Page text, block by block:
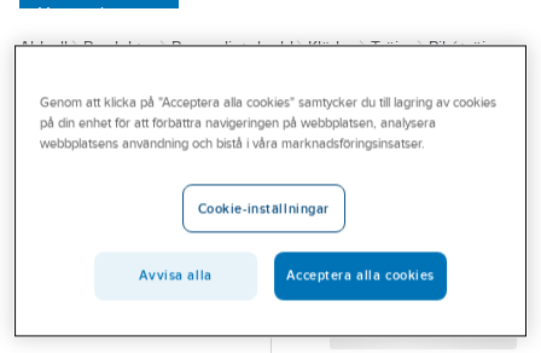
Varumärken
Outlet
Branscher
Ahlsell Produkter Personligt skydd Kläder Tröjor Pikétröjor
TOP SWEDE
Pikétröja Top
PIKÉTRÖJA
TOPSWEDE 213014
SVART/GUL XXL
Artikelnummer:
Lev.
Genom att klicka på "Acceptera alla cookies" samtycker du till lagring av cookies
på din enhet för att förbättra navigeringen på webbplatsen, analysera
webbplatsens användning och bistå i våra marknadsföringsinsatser.
Cookie-inställningar
Avvisa alla Acceptera alla cookies